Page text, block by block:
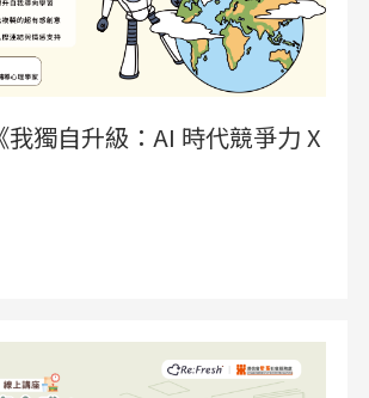
我獨自升級：AI 時代競爭力 X